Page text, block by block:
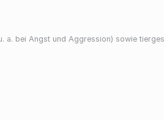
a. bei Angst und Aggression) sowie